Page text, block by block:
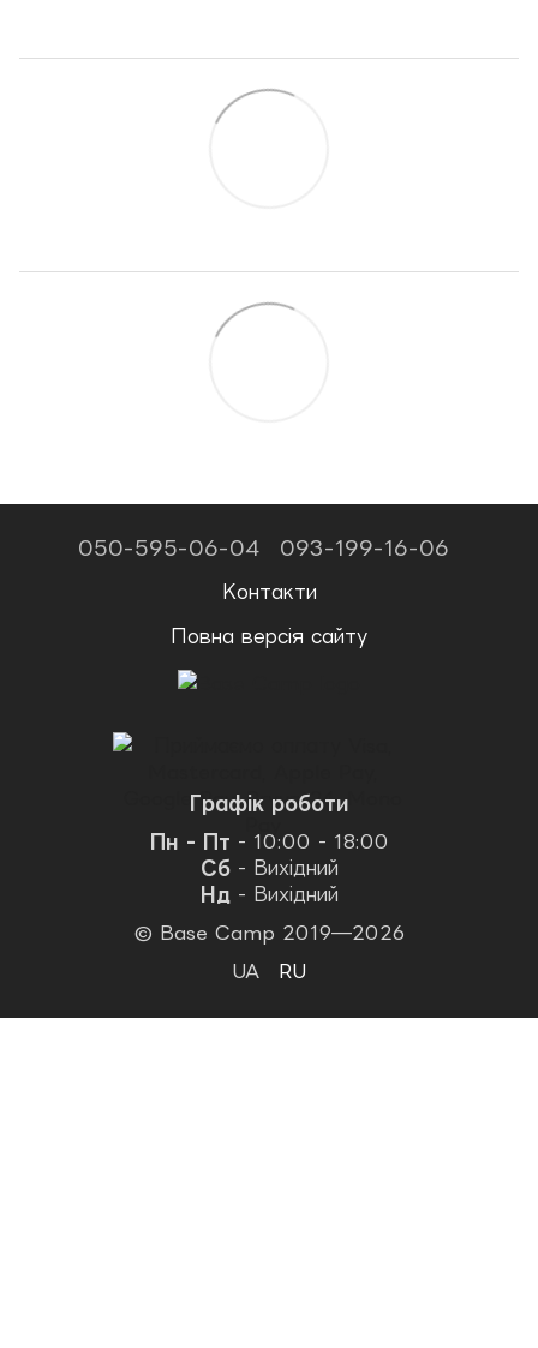
050-595-06-04 093-199-16-06
Контакти
Повна версія сайту
Графік роботи
Пн - Пт - 10:00 - 18:00
Сб- Вихідний
Нд - Вихідний
© Base Camp 2019—2026
UA
RU